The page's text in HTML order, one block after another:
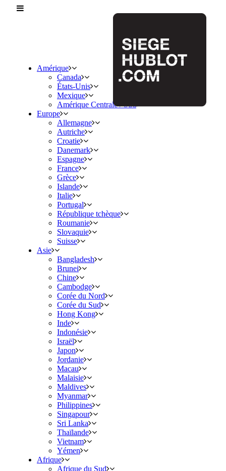
Amérique
Canada
États-Unis
Mexique
Amérique Centrale / Sud
Europe
Allemagne
Autriche
Croatie
Danemark
Espagne
France
Grèce
Islande
Italie
Portugal
République tchèque
Roumanie
Slovaquie
Suisse
Asie
Bangladesh
Brunei
Chine
Cambodge
Corée du Nord
Corée du Sud
Hong Kong
Inde
Indonésie
Israël
Japon
Jordanie
Macau
Malaisie
Maldives
Myanmar
Philippines
Singapour
Sri Lanka
Thaïlande
Vietnam
Yémen
Afrique
Afrique du Sud